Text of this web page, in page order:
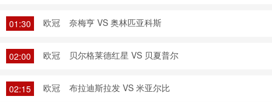
01:30 欧冠 奈梅亨 VS 奥林匹亚科斯
02:00 欧冠 贝尔格莱德红星 VS 贝夏普尔
02:15 欧冠 布拉迪斯拉发 VS 米亚尔比